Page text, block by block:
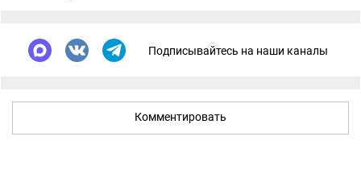
Подписывайтесь на наши каналы
Комментировать